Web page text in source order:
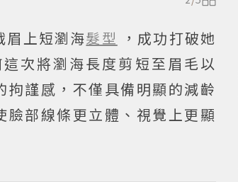
眉上短瀏海髮型
，成功打破她
次將瀏海長度剪短至眉毛以
拘謹感，不僅具備明顯的減齡
部線條更立體、視覺上更顯